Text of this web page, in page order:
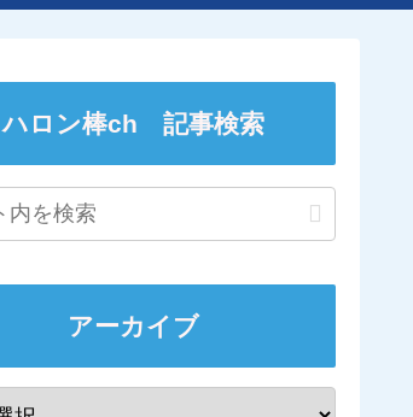
ハロン棒ch 記事検索
アーカイブ